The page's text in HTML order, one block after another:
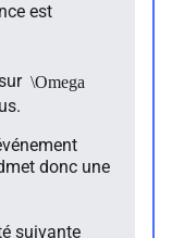
est
\Omega
donc une
suivante